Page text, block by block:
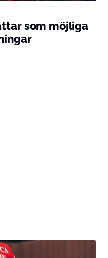
som möjliga